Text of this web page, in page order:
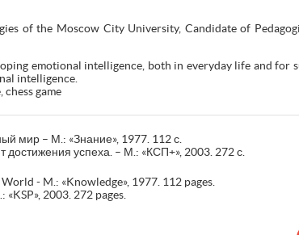
of the Moscow City University, Candidate of
emotional intelligence, both in everyday life and for
intelligence.
game
мир – М.: «Знание», 1977. 112 с.
успеха. – М.: «КСП+», 2003. 272 с.
- M.: «Knowledge», 1977. 112 pages.
2003. 272 pages.